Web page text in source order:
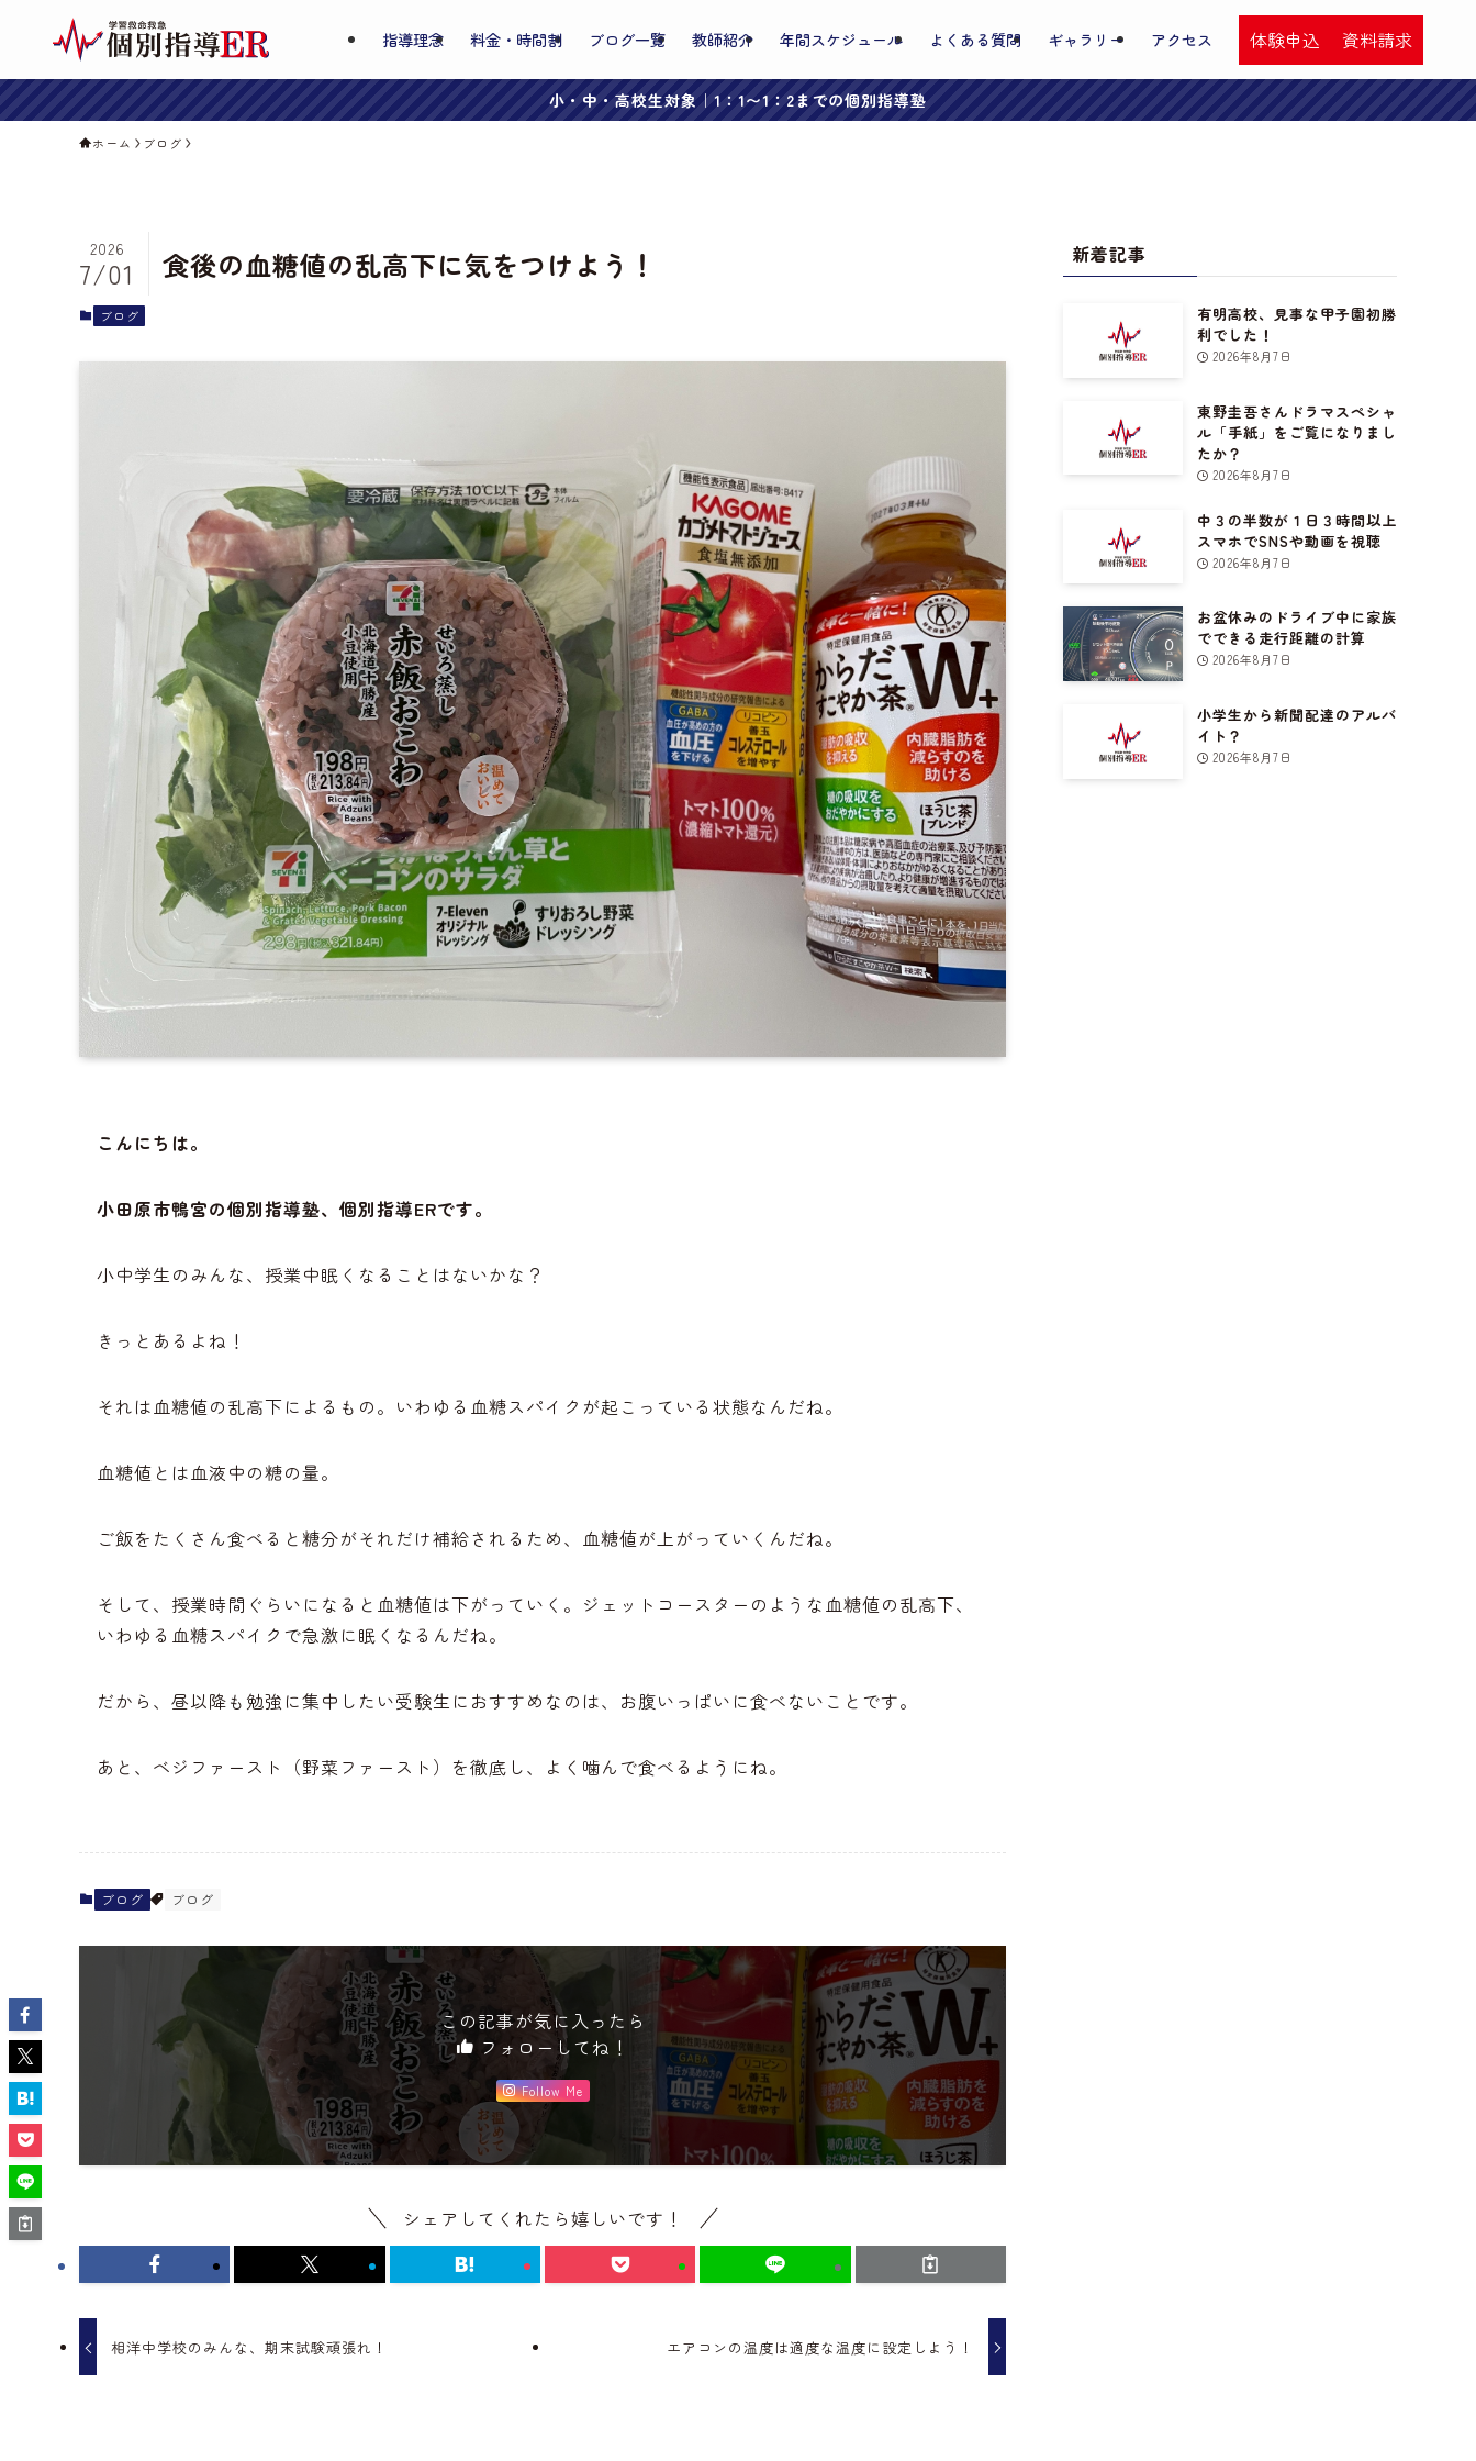
指導理念 料金・時間割 ブログ一覧 教師紹介 年間スケジュール よくある質問 ギャラリー アクセス 体験申込 資料請求
小・中・高校生対象｜1：1〜1：2までの個別指導塾
ホーム ブログ
食後の血糖値の乱高下に気をつけよう！
2026
7/01
ブログ
こんにちは。
小田原市鴨宮の個別指導塾、個別指導ERです。
小中学生のみんな、授業中眠くなることはないかな？
きっとあるよね！
それは血糖値の乱高下によるもの。いわゆる血糖スパイクが起こっている状態なんだね。
血糖値とは血液中の糖の量。
ご飯をたくさん食べると糖分がそれだけ補給されるため、血糖値が上がっていくんだね。
そして、授業時間ぐらいになると血糖値は下がっていく。ジェットコースターのような血糖値の乱高下、
いわゆる血糖スパイクで急激に眠くなるんだね。
だから、昼以降も勉強に集中したい受験生におすすめなのは、お腹いっぱいに食べないことです。
あと、ベジファースト（野菜ファースト）を徹底し、よく噛んで食べるようにね。
ブログ ブログ
この記事が気に入ったら
フォローしてね！
Follow Me
シェアしてくれたら嬉しいです！
相洋中学校のみんな、期末試験頑張れ！ エアコンの温度は適度な温度に設定しよう！
新着記事
有明高校、見事な甲子園初勝
利でした！
2026年8月7日
東野圭吾さんドラマスペシャ
ル「手紙」をご覧になりまし
たか？
2026年8月7日
中３の半数が１日３時間以上
スマホでSNSや動画を視聴
2026年8月7日
お盆休みのドライブ中に家族
でできる走行距離の計算
2026年8月7日
小学生から新聞配達のアルバ
イト？
2026年8月7日